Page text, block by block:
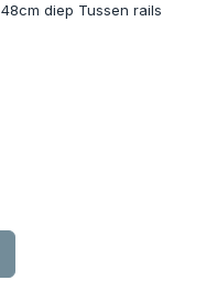
diep Tussen rails